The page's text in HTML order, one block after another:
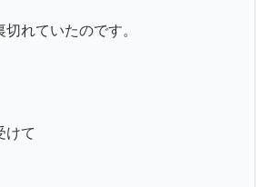
れていたのです。
けて